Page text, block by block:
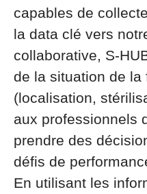
capables de
la data clé vers
collaborative, S-
de la situation de la
(localisation,
aux professionnels
prendre des
défis de
En utilisant les